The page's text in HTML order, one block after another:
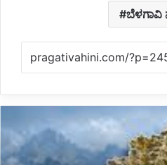
ಬೆಳಗಾವಿ